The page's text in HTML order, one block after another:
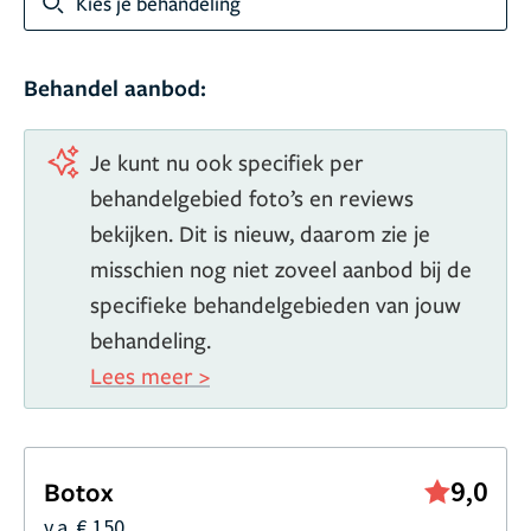
Behandel aanbod:
Je kunt nu ook specifiek per
behandelgebied foto’s en reviews
bekijken. Dit is nieuw, daarom zie je
misschien nog niet zoveel aanbod bij de
specifieke behandelgebieden van jouw
behandeling.
Lees meer >
Botox 9,0